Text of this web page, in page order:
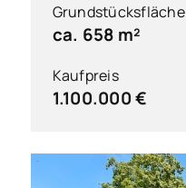
Grundstücksfläche
ca. 658 m²
Kaufpreis
1.100.000 €